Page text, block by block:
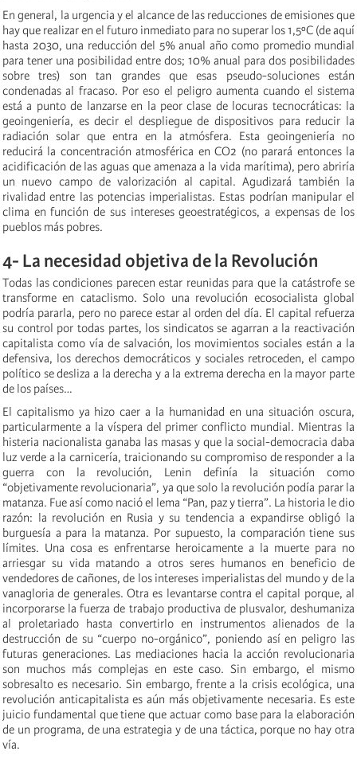
En general, la urgencia y el alcance de las reducciones de emisiones que
hay que realizar en el futuro inmediato para no superar los 1,5ºC (de aquí
hasta 2030, una reducción del 5% anual año como promedio mundial
para tener una posibilidad entre dos; 10% anual para dos posibilidades
sobre tres) son tan grandes que esas pseudo-soluciones están
condenadas al fracaso. Por eso el peligro aumenta cuando el sistema
está a punto de lanzarse en la peor clase de locuras tecnocráticas: la
geoingeniería, es decir el despliegue de dispositivos para reducir la
radiación solar que entra en la atmósfera. Esta geoingeniería no
reducirá la concentración atmosférica en CO2 (no parará entonces la
acidificación de las aguas que amenaza a la vida marítima), pero abriría
un nuevo campo de valorización al capital. Agudizará también la
rivalidad entre las potencias imperialistas. Estas podrían manipular el
clima en función de sus intereses geoestratégicos, a expensas de los
pueblos más pobres.
4- La necesidad objetiva de la Revolución
Todas las condiciones parecen estar reunidas para que la catástrofe se
transforme en cataclismo. Solo una revolución ecosocialista global
podría pararla, pero no parece estar al orden del día. El capital refuerza
su control por todas partes, los sindicatos se agarran a la reactivación
capitalista como vía de salvación, los movimientos sociales están a la
defensiva, los derechos democráticos y sociales retroceden, el campo
político se desliza a la derecha y a la extrema derecha en la mayor parte
de los países…
El capitalismo ya hizo caer a la humanidad en una situación oscura,
particularmente a la víspera del primer conflicto mundial. Mientras la
histeria nacionalista ganaba las masas y que la social-democracia daba
luz verde a la carnicería, traicionando su compromiso de responder a la
guerra con la revolución, Lenin definía la situación como
“objetivamente revolucionaria”, ya que solo la revolución podía parar la
matanza. Fue así como nació el lema “Pan, paz y tierra”. La historia le dio
razón: la revolución en Rusia y su tendencia a expandirse obligó la
burguesía a para la matanza. Por supuesto, la comparación tiene sus
límites. Una cosa es enfrentarse heroicamente a la muerte para no
arriesgar su vida matando a otros seres humanos en beneficio de
vendedores de cañones, de los intereses imperialistas del mundo y de la
vanagloria de generales. Otra es levantarse contra el capital porque, al
incorporarse la fuerza de trabajo productiva de plusvalor, deshumaniza
al proletariado hasta convertirlo en instrumentos alienados de la
destrucción de su “cuerpo no-orgánico”, poniendo así en peligro las
futuras generaciones. Las mediaciones hacia la acción revolucionaria
son muchos más complejas en este caso. Sin embargo, el mismo
sobresalto es necesario. Sin embargo, frente a la crisis ecológica, una
revolución anticapitalista es aún más objetivamente necesaria. Es este
juicio fundamental que tiene que actuar como base para la elaboración
de un programa, de una estrategia y de una táctica, porque no hay otra
vía.